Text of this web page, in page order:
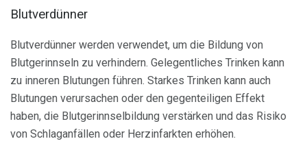
Blutverdünner
Blutverdünner werden verwendet, um die Bildung von
Blutgerinnseln zu verhindern. Gelegentliches Trinken kann
zu inneren Blutungen führen. Starkes Trinken kann auch
Blutungen verursachen oder den gegenteiligen Effekt
haben, die Blutgerinnselbildung verstärken und das Risiko
von Schlaganfällen oder Herzinfarkten erhöhen.